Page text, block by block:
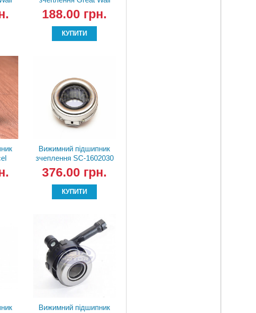
Safe 1602110-E00
188.00 грн.
КУПИТИ
Вижимний підшипник
зчеплення SC-1602030
КНР
376.00 грн.
КУПИТИ
Вижимний підшипник